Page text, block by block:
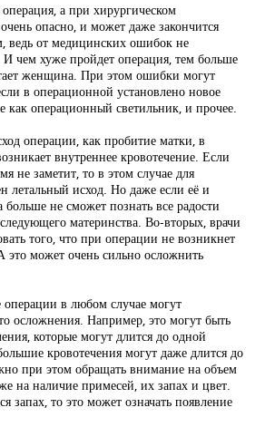
а при хирургическом
опасно, и может даже закончится
ведь от медицинских ошибок не
И чем хуже пройдет операция, тем больше
женщина. При этом ошибки могут
в операционной установлено новое
как операционный светильник, и прочее.
операции, как пробитие матки, в
внутреннее кровотечение. Если
не заметит, то в этом случае для
исход. Но даже если её и
больше не сможет познать все радости
материнства. Во-вторых, врачи
того, что при операции не возникнет
это может очень сильно осложнить
операции в любом случае могут
осложнения. Например, это могут быть
которые могут длится до одной
кровотечения могут даже длится до
при этом обращать внимание на объем
на наличие примесей, их запах и цвет.
запах, то это может означать появление